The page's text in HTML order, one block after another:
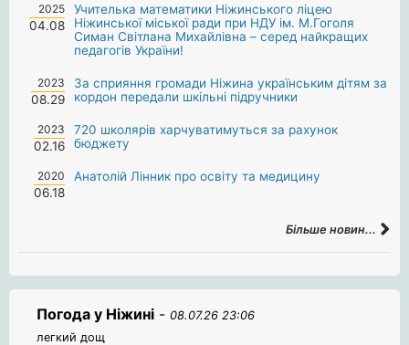
2025
04.08
Учителька математики Ніжинського ліцею
Ніжинської міської ради при НДУ ім. М.Гоголя
Симан Світлана Михайлівна – серед найкращих
педагогів України!
2023
08.29
За сприяння громади Ніжина українським дітям за
кордон передали шкільні підручники
2023
02.16
720 школярів харчуватимуться за рахунок
бюджету
2020
06.18
Анатолій Лінник про освіту та медицину
Більше новин...
Погода у Ніжині - 08.07.26 23:06
легкий дощ